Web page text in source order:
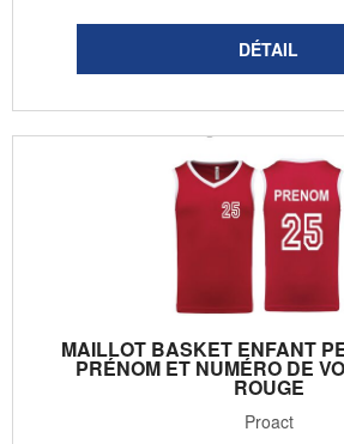
MAILLOT BASKET ENFANT
PRÉNOM ET NUMÉRO DE
ROUGE
Proact